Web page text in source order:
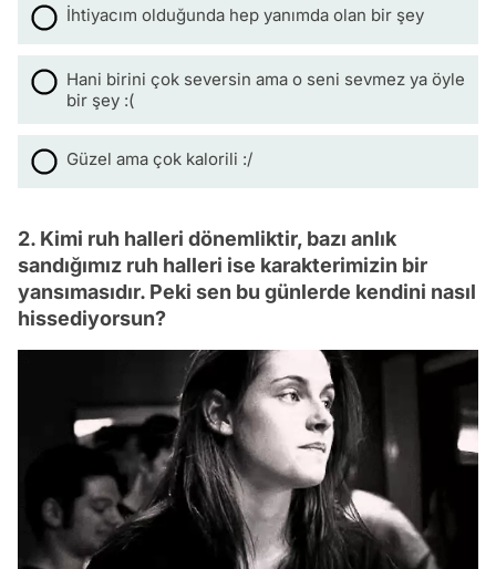
İhtiyacım olduğunda hep yanımda olan bir şey
Hani birini çok seversin ama o seni sevmez ya öyle
bir şey :(
Güzel ama çok kalorili :/
2. Kimi ruh halleri dönemliktir, bazı anlık
sandığımız ruh halleri ise karakterimizin bir
yansımasıdır. Peki sen bu günlerde kendini nasıl
hissediyorsun?